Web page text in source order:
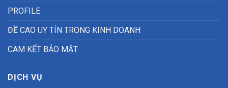
PROFILE
ĐỀ CAO UY TÍN TRONG KINH DOANH
CAM KẾT BẢO MẬT
DỊCH VỤ